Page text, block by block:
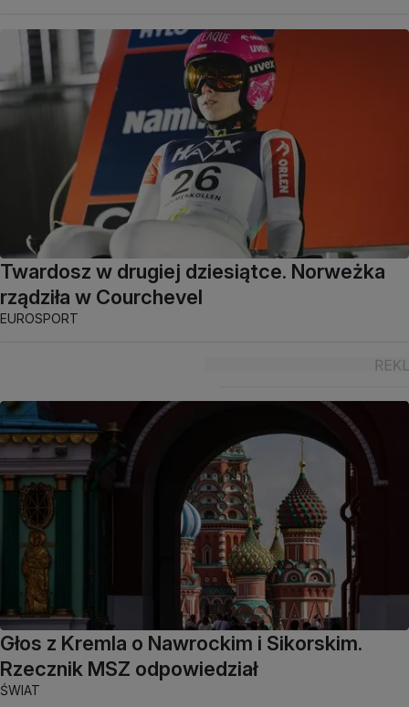
Twardosz w drugiej dziesiątce. Norweżka
rządziła w Courchevel
EUROSPORT
Głos z Kremla o Nawrockim i Sikorskim.
Rzecznik MSZ odpowiedział
ŚWIAT